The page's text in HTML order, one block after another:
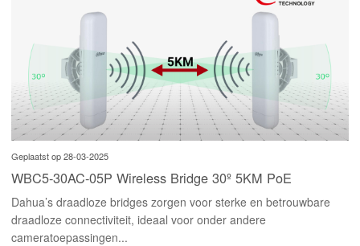
Geplaatst op 28-03-2025
WBC5-30AC-05P Wireless Bridge 30º 5KM PoE
Dahua’s draadloze bridges zorgen voor sterke en betrouwbare
draadloze connectiviteit, ideaal voor onder andere
cameratoepassingen...